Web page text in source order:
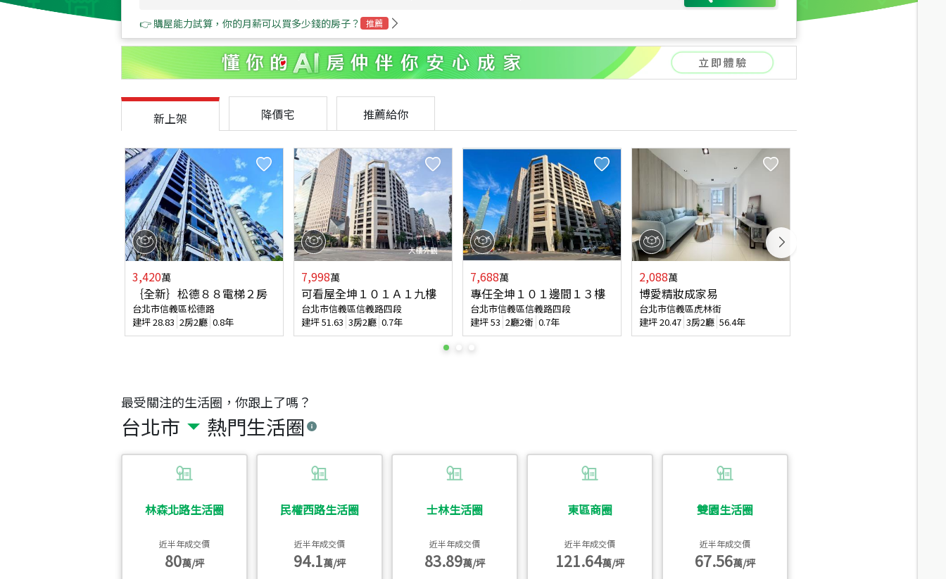
👉 購屋能力試算，你的月薪可以買多少錢的房子？ 推薦
最受關注的生活圈，你跟上了嗎？
台北市 熱門生活圈
林森北路生活圈
近半年成交價
80萬/坪
民權西路生活圈
近半年成交價
94.1萬/坪
士林生活圈
近半年成交價
83.89萬/坪
東區商圈
近半年成交價
121.64萬/坪
雙園生活圈
近半年成交價
67.56萬/坪
新上架 降價宅 推薦給你
3,420萬
｛全新｝松德８８電梯２房
台北市信義區松德路
建坪28.83 2房2廳 0.8年
7,998萬
可看屋全坤１０１Ａ１九樓
台北市信義區信義路四段
建坪51.63 3房2廳 0.7年
7,688萬
專任全坤１０１邊間１３樓
台北市信義區信義路四段
建坪53 2廳2衛 0.7年
2,088萬
博愛精妝成家易
台北市信義區虎林街
建坪20.47 3房2廳 56.4年